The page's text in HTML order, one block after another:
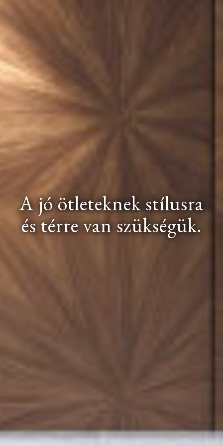
A jó ötleteknek stílusra
és térre van szükségük.